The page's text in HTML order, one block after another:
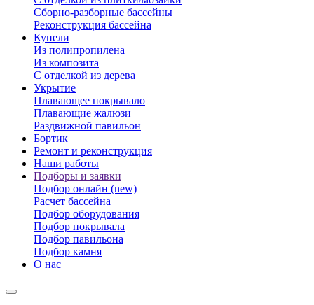
Сборно-разборные бассейны
Реконструкция бассейна
Купели
Из полипропилена
Из композита
С отделкой из дерева
Укрытие
Плавающее покрывало
Плавающие жалюзи
Раздвижной павильон
Бортик
Ремонт и реконструкция
Наши работы
Подборы и заявки
Подбор онлайн (new)
Расчет бассейна
Подбор оборудования
Подбор покрывала
Подбор павильона
Подбор камня
О нас